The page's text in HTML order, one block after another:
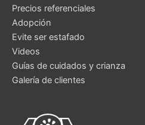
Precios referenciales
Adopción
Evite ser estafado
Videos
Guías de cuidados y crianza
Galería de clientes